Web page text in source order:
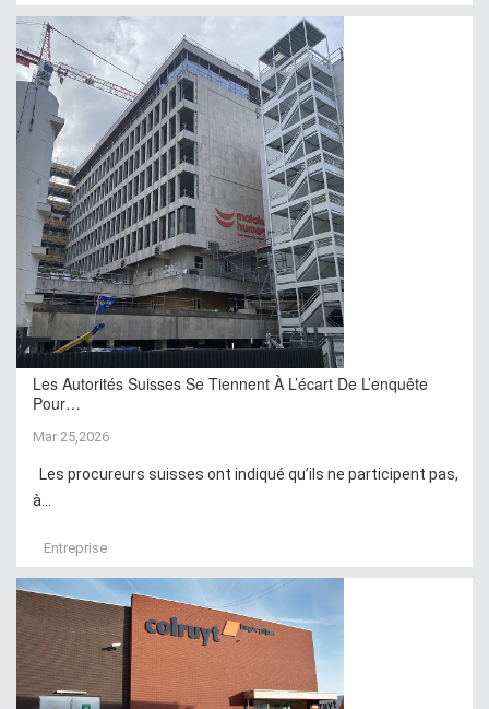
Les Autorités Suisses Se Tiennent À L’écart De L’enquête
Pour…
Mar 25,2026
Les procureurs suisses ont indiqué qu’ils ne participent pas,
à...
Entreprise